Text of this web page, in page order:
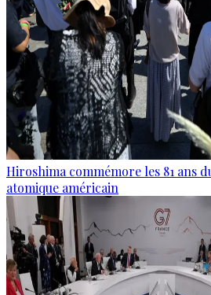
Hiroshima commémore les 81 ans
atomique américain